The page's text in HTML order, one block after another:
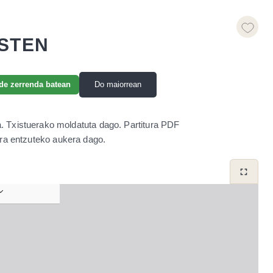
zerrenda batean Do maiorrean
Txistuerako moldatuta dago. Partitura PDF
entzuteko aukera dago.